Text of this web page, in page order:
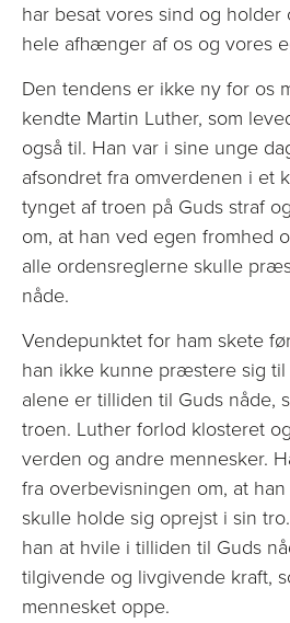
har besat vores sind og holder
hele afhænger af os og vores
Den tendens er ikke ny for os
kendte Martin Luther, som
også til. Han var i sine unge
afsondret fra omverdenen i et
tynget af troen på Guds straf
om, at han ved egen fromhed
alle ordensreglerne skulle
nåde.
Vendepunktet for ham skete
han ikke kunne præstere sig
alene er tilliden til Guds nåde,
troen. Luther forlod klosteret
verden og andre mennesker.
fra overbevisningen om, at
skulle holde sig oprejst i sin
han at hvile i tilliden til Guds
tilgivende og livgivende kraft,
mennesket oppe.